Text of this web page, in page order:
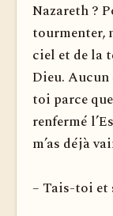
Nazareth ?
tourmenter,
ciel et de la
Dieu. Aucun
toi parce
renfermé
m’as déjà
– Tais-toi et